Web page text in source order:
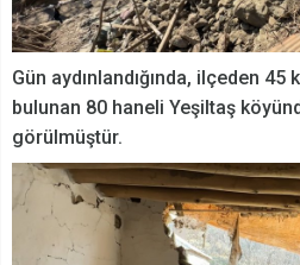
Gün aydınlandığında, ilçeden 45
bulunan 80 haneli Yeşiltaş
görülmüştür.